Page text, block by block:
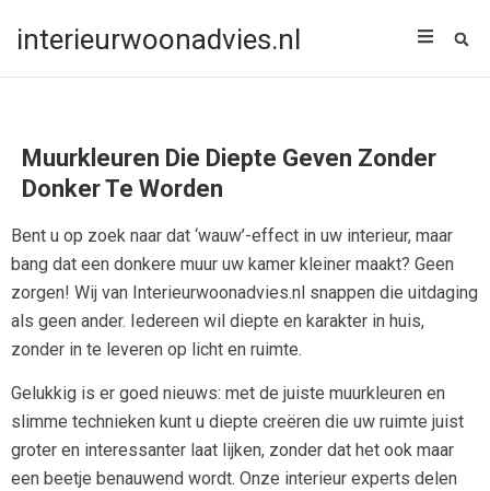
interieurwoonadvies.nl
Muurkleuren Die Diepte Geven Zonder
Donker Te Worden
Bent u op zoek naar dat ‘wauw’-effect in uw interieur, maar
bang dat een donkere muur uw kamer kleiner maakt? Geen
zorgen! Wij van Interieurwoonadvies.nl snappen die uitdaging
als geen ander. Iedereen wil diepte en karakter in huis,
zonder in te leveren op licht en ruimte.
Gelukkig is er goed nieuws: met de juiste muurkleuren en
slimme technieken kunt u diepte creëren die uw ruimte juist
groter en interessanter laat lijken, zonder dat het ook maar
een beetje benauwend wordt. Onze interieur experts delen